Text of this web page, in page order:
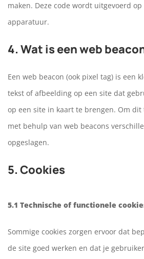
maken. Deze code wordt uitgevoerd
apparatuur.
4. Wat is een web
Een web beacon (ook pixel tag) is een
tekst of afbeelding op een site dat
op een site in kaart te brengen. Om
met behulp van web beacons
opgeslagen.
5. Cookies
5.1 Technische of functionele
Sommige cookies zorgen ervoor dat
de site goed werken en dat je